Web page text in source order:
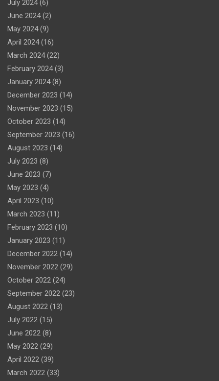
July 2024(6)
June 2024(2)
May 2024(9)
April 2024(16)
March 2024(22)
February 2024(3)
January 2024(8)
December 2023 (14)
November 2023 (15)
October 2023 (14)
September 2023 (16)
August 2023 (14)
July 2023 (8)
June 2023 (7)
May 2023 (4)
April 2023 (10)
March 2023 (11)
February 2023 (10)
January 2023 (11)
December 2022 (14)
November 2022 (29)
October 2022 (24)
September 2022 (23)
August 2022 (13)
July 2022 (15)
June 2022 (8)
May 2022 (29)
April 2022 (39)
March 2022 (33)